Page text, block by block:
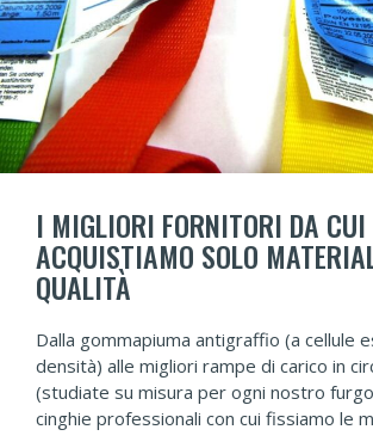
I MIGLIORI FORNITORI DA CUI
ACQUISTIAMO SOLO
QUALITÀ
Dalla gommapiuma antigraffio (a cellule
densità) alle migliori rampe di carico in
(studiate su misura per ogni nostro
cinghie professionali con cui fissiamo le